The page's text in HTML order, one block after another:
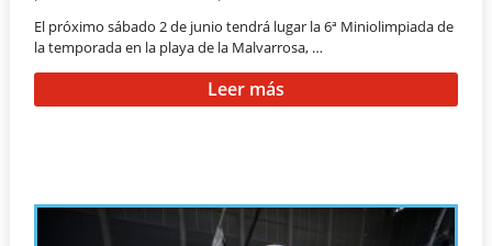
El próximo sábado 2 de junio tendrá lugar la 6ª Miniolimpiada de
la temporada en la playa de la Malvarrosa, …
Leer más